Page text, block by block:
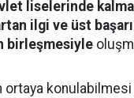
liselerinde
ilgi ve üst
birleşmesiyle
konulabilmesi